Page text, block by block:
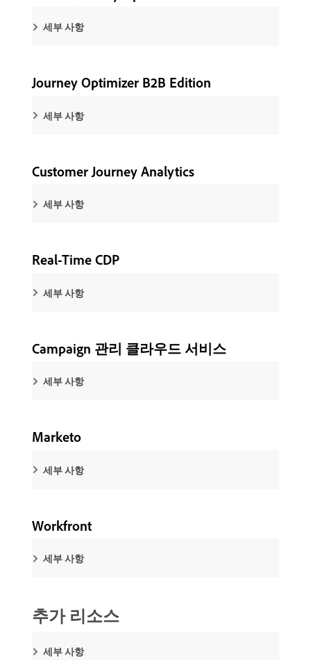
세부 사항
Journey Optimizer B2B Edition
세부 사항
Customer Journey Analytics
세부 사항
Real-Time CDP
세부 사항
Campaign 관리 클라우드 서비스
세부 사항
Marketo
세부 사항
Workfront
세부 사항
추가 리소스
세부 사항